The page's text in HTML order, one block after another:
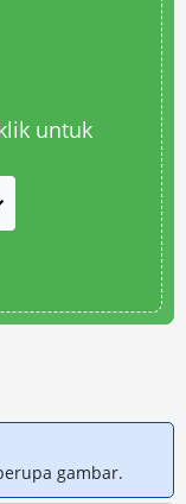
untuk
gambar.